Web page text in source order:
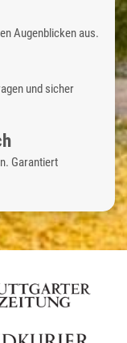
Augenblicken aus.
und sicher
Garantiert